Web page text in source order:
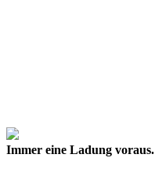
Immer eine Ladung voraus.